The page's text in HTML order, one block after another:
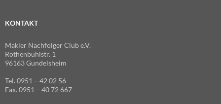
KONTAKT
Makler Nachfolger Club e.V.
Rothenbühlstr. 1
96163 Gundelsheim
Tel. 0951 – 42 02 56
Fax. 0951 – 40 72 667